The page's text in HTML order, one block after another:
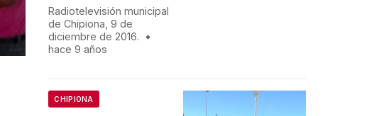
Radiotelevisión municipal
de Chipiona, 9 de
diciembre de 2016.
•
hace 9 años
CHIPIONA